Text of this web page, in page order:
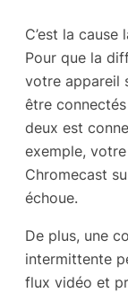
C’est la cause
Pour que la
votre appareil
être connectés
deux est
exemple,
Chromecast
échoue.
De plus, une
intermittente
flux vidéo et